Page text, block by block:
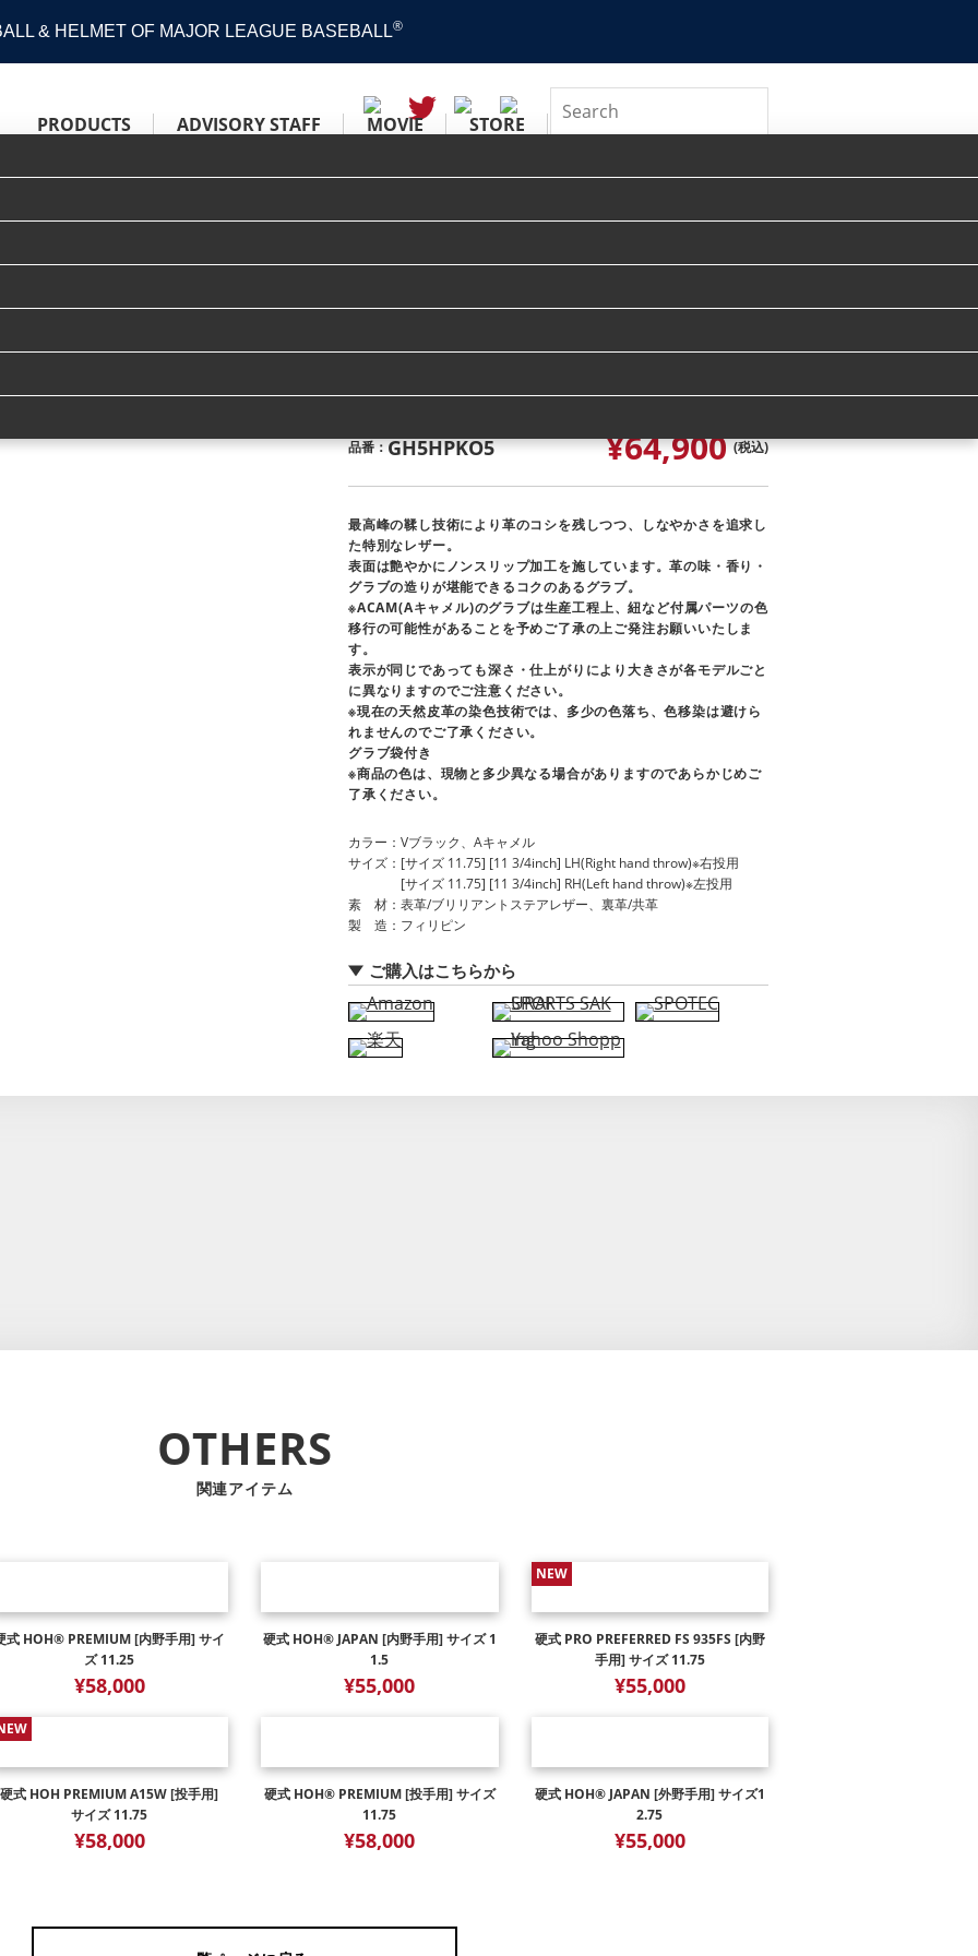
& HELMET OF MAJOR LEAGUE BASEBALL®
PRODUCTS ADVISORY STAFF MOVIE STORE WEB SHOP
PREMIUM [ファースト用] サイズ 11.75 Tweet
用] サイズ 11.75
品番 GH5HPKO5 ¥64,900 (税込)
最高峰の鞣し技術により革のコシを残しつつ、しなやかさを追求し
た特別なレザー。
表面は艶やかにノンスリップ加工を施しています。革の味・香り・
グラブの造りが堪能できるコクのあるグラブ。
※ACAM(Aキャメル)のグラブは生産工程上、紐など付属パーツの色
移行の可能性があることを予めご了承の上ご発注お願いいたしま
す。
表示が同じであっても深さ・仕上がりにより大きさが各モデルごと
に異なりますのでご注意ください。
※現在の天然皮革の染色技術では、多少の色落ち、色移染は避けら
れませんのでご了承ください。
グラブ袋付き
※商品の色は、現物と多少異なる場合がありますのであらかじめご
了承ください。
カラー
Vブラック、Aキャメル
サイズ
[サイズ 11.75] [11 3/4inch] LH(Right hand throw)※右投用
[サイズ 11.75] [11 3/4inch] RH(Left hand throw)※左投用
素 材
表革/ブリリアントステアレザー、裏革/共革
製 造
フィリピン
ご購入はこちらから
OTHERS
関連アイテム
式 HOH® PREMIUM [内野手用] サイ
ズ 11.25
¥58,000
硬式 HOH® JAPAN [内野手用] サイズ 1
1.5
¥55,000
NEW
硬式 PRO PREFERRED FS 935FS [内野
手用] サイズ 11.75
¥55,000
硬式 HOH PREMIUM A15W [投手用]
サイズ 11.75
¥58,000
硬式 HOH® PREMIUM [投手用] サイズ
11.75
¥58,000
硬式 HOH® JAPAN [外野手用] サイズ1
2.75
¥55,000